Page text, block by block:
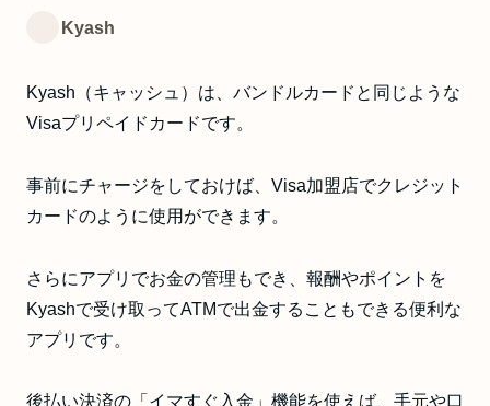
Kyash
Kyash（キャッシュ）は、バンドルカードと同じような
Visaプリペイドカードです。
事前にチャージをしておけば、Visa加盟店でクレジット
カードのように使用ができます。
さらにアプリでお金の管理もでき、報酬やポイントを
Kyashで受け取ってATMで出金することもできる便利な
アプリです。
後払い決済の「イマすぐ入金」機能を使えば、手元や口